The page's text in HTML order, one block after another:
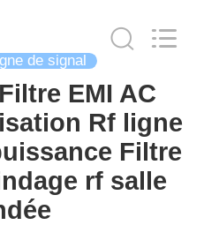
de signal
EMI AC
Rf ligne
Filtre
rf salle